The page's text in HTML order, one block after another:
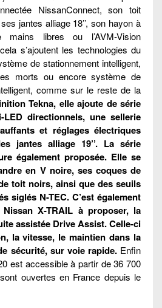
NissanConnect, son toit
jantes alliage 18’’, son hayon à
mains libres ou l’AVM-Vision
s’ajoutent les technologies du
de stationnement intelligent,
morts ou encore système de
comme sur le reste de la
Tekna, elle ajoute de série
directionnels, une sellerie
et réglages électriques
jantes alliage 19’’. La série
également proposée. Elle se
en V noire, ses coques de
toit noirs, ainsi que des seuils
siglés N-TEC. C’est également
X-TRAIL à proposer, la
assistée Drive Assist. Celle-ci
la vitesse, le maintien dans la
sécurité, sur voie rapide. Enfin
est accessible à partir de 36 700
ouvertes en France depuis le